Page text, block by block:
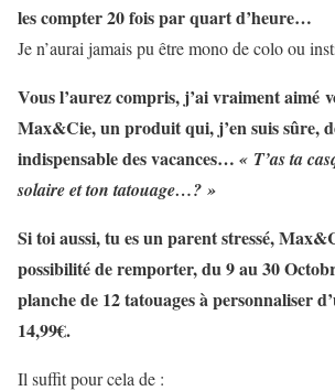
les compter 20 fois par quart d’heure…
Je n’aurai jamais pu être mono de colo ou
Vous l’aurez compris, j’ai vraiment aimé
Max&Cie, un produit qui, j’en suis sûre,
indispensable des vacances… « T’as ta
solaire et ton tatouage…? »
Si toi aussi, tu es un parent stressé,
possibilité de remporter, du 9 au 30
planche de 12 tatouages à personnaliser
14,99€.
Il suffit pour cela de :